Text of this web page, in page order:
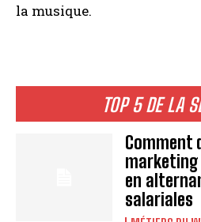
TOP 5 DE LA
Comment
en
salariales
la musique.